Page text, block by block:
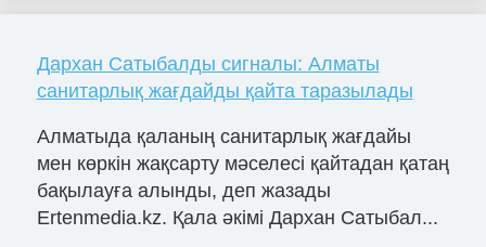
Дархан Сатыбалды сигналы: Алматы
санитарлық жағдайды қайта таразылады
Алматыда қаланың санитарлық жағдайы
мен көркін жақсарту мәселесі қайтадан қатаң
бақылауға алынды, деп жазады
Ertenmedia.kz. Қала әкімі Дархан Сатыбал...